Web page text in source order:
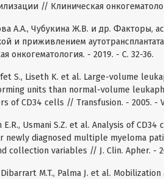
// Клиническая
А.А., Чубукина Ж.В. и др. Факторы,
и приживлением
онкогематология. - 2019. - С. 32-36.
S., Liseth K. et al. Large-volume
units than normal-volume
of CD34 cells // Transfusion. - 2005. -
E.R., Usmani S.Z. et al. Analysis of
newly diagnosed multiple myeloma
collection variables // J. Clin. Apher. -
Dibarrart M.T., Palma J. et al.